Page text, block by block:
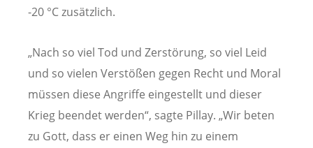
-20 °C zusätzlich.
„Nach so viel Tod und Zerstörung, so viel Leid
und so vielen Verstößen gegen Recht und Moral
müssen diese Angriffe eingestellt und dieser
Krieg beendet werden“, sagte Pillay. „Wir beten
zu Gott, dass er einen Weg hin zu einem